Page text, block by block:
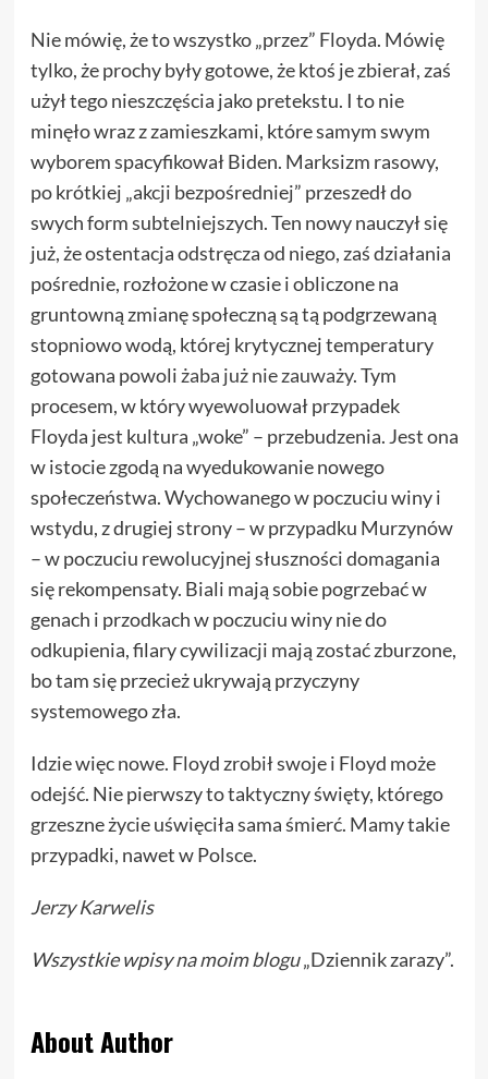
Nie mówię, że to wszystko „przez” Floyda. Mówię
tylko, że prochy były gotowe, że ktoś je zbierał, zaś
użył tego nieszczęścia jako pretekstu. I to nie
minęło wraz z zamieszkami, które samym swym
wyborem spacyfikował Biden. Marksizm rasowy,
po krótkiej „akcji bezpośredniej” przeszedł do
swych form subtelniejszych. Ten nowy nauczył się
już, że ostentacja odstręcza od niego, zaś działania
pośrednie, rozłożone w czasie i obliczone na
gruntowną zmianę społeczną są tą podgrzewaną
stopniowo wodą, której krytycznej temperatury
gotowana powoli żaba już nie zauważy. Tym
procesem, w który wyewoluował przypadek
Floyda jest kultura „woke” – przebudzenia. Jest ona
w istocie zgodą na wyedukowanie nowego
społeczeństwa. Wychowanego w poczuciu winy i
wstydu, z drugiej strony – w przypadku Murzynów
– w poczuciu rewolucyjnej słuszności domagania
się rekompensaty. Biali mają sobie pogrzebać w
genach i przodkach w poczuciu winy nie do
odkupienia, filary cywilizacji mają zostać zburzone,
bo tam się przecież ukrywają przyczyny
systemowego zła.
Idzie więc nowe. Floyd zrobił swoje i Floyd może
odejść. Nie pierwszy to taktyczny święty, którego
grzeszne życie uświęciła sama śmierć. Mamy takie
przypadki, nawet w Polsce.
Jerzy Karwelis
Wszystkie wpisyna moim blogu„Dziennik zarazy”.
About Author